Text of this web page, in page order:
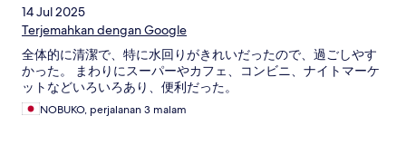
14 Jul 2025
Terjemahkan dengan Google
全体的に清潔で、特に水回りがきれいだったので、過ごしやす
かった。 まわりにスーパーやカフェ、コンビニ、ナイトマーケ
ットなどいろいろあり、便利だった。
NOBUKO, perjalanan 3 malam